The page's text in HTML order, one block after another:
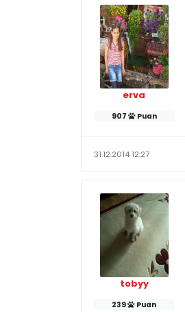
erva
907 Puan
31.12.2014 12:27
tobyy
239 Puan